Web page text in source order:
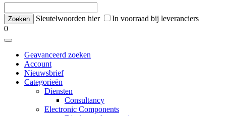
Sleutelwoorden hier
In voorraad bij leveranciers
0
Geavanceerd zoeken
Account
Nieuwsbrief
Categorieën
Diensten
Consultancy
Electronic Components